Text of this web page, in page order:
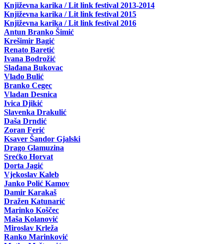
Književna karika / Lit link festival 2013-2014
Književna karika / Lit link festival 2015
Književna karika / Lit link festival 2016
Antun Branko Šimić
Krešimir Bagić
Renato Baretić
Ivana Bodrožić
Slađana Bukovac
Vlado Bulić
Branko Cegec
Vladan Desnica
Ivica Djikić
Slavenka Drakulić
Daša Drndić
Zoran Ferić
Ksaver Šandor Gjalski
Drago Glamuzina
Srećko Horvat
Dorta Jagić
Vjekoslav Kaleb
Janko Polić Kamov
Damir Karakaš
Dražen Katunarić
Marinko Koščec
Maša Kolanović
Miroslav Krleža
Ranko Marinković